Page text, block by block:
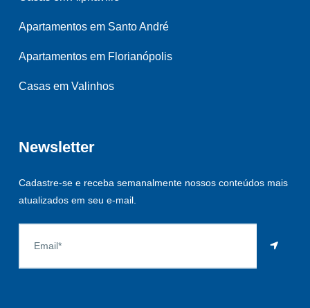
Apartamentos em Santo André
Apartamentos em Florianópolis
Casas em Valinhos
Newsletter
Cadastre-se e receba semanalmente nossos conteúdos mais
atualizados em seu e-mail.